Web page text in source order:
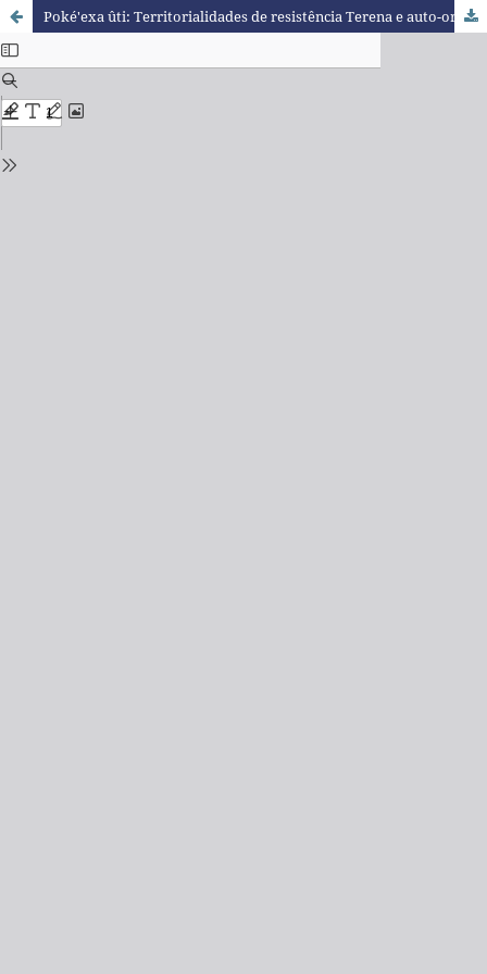
Poké'exa ûti: Territorialidades de resistência Terena e auto-organização contra a pandemia e a degradação ambiental